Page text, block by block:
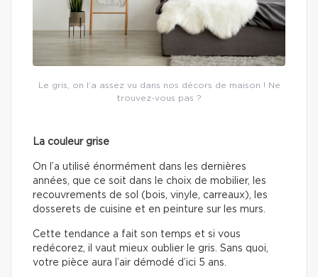
Le gris, on l’a assez vu dans nos décors de maison ! Ne
trouvez-vous pas ?
La couleur grise
On l’a utilisé énormément dans les dernières
années, que ce soit dans le choix de mobilier, les
recouvrements de sol (bois, vinyle, carreaux), les
dosserets de cuisine et en peinture sur les murs.
Cette tendance a fait son temps et si vous
redécorez, il vaut mieux oublier le gris. Sans quoi,
votre pièce aura l’air démodé d’ici 5 ans.